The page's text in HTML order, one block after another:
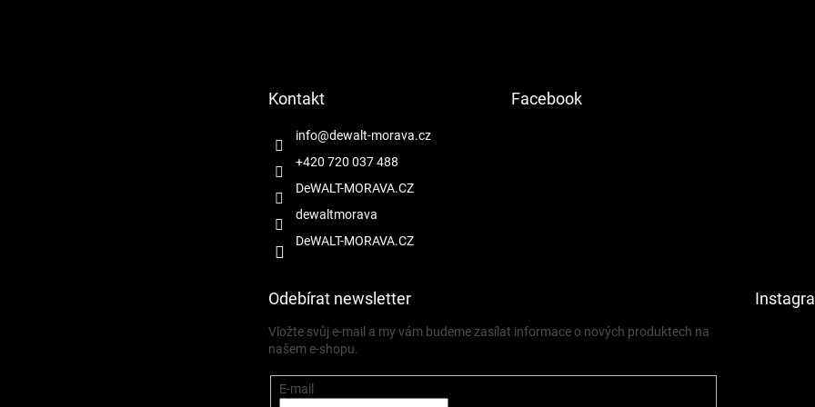
Kontakt
info@dewalt-morava.cz
+420 720 037 488
DeWALT-MORAVA.CZ
dewaltmorava
DeWALT-MORAVA.CZ
Facebook
Odebírat newsletter
Vložte svůj e-mail a my vám budeme zasílat informace o nových produktech na
našem e-shopu.
E-mail